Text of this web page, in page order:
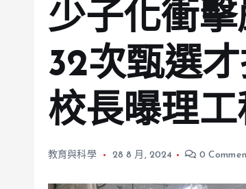
少子化衝
32次甄選
校長曝理
教育與科學 28 8 月, 2024 0